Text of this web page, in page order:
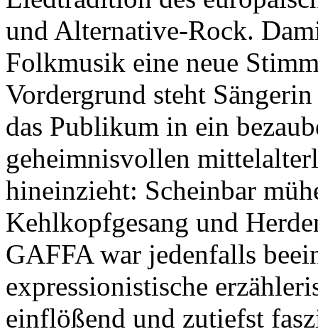
und Alternative-Rock.
Folkmusik eine neue
Vordergrund steht
das Publikum in ein
geheimnisvollen
hineinzieht: Scheinbar
Kehlkopfgesang und
GAFFA war jedenfalls
expressionistische
einflößend und zutiefst